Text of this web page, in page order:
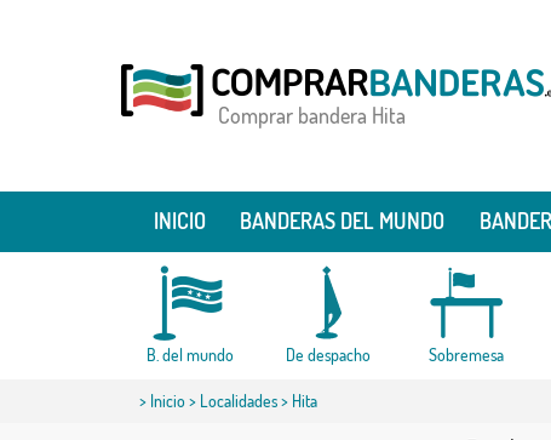
Comprar bandera Hita
INICIO BANDERAS DEL MUNDO
B. del mundo De despacho Sobremesa
> Inicio> Localidades> Hita